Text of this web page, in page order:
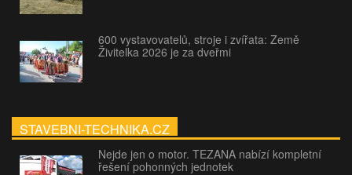
600 vystavovatelů, stroje i zvířata: Země
Živitelka 2026 je za dveřmi
STAVEBNI-TECHNIKA.CZ
Nejde jen o motor. TEZANA nabízí kompletní
řešení pohonných jednotek